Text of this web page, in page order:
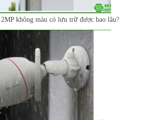
không màu có lưu trữ được bao lâu?